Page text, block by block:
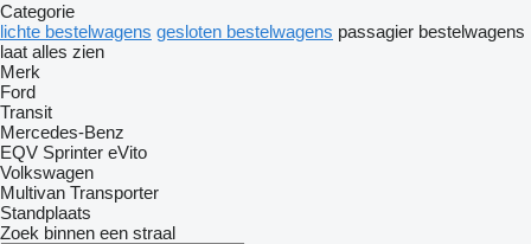
Categorie
lichte bestelwagens gesloten bestelwagens passagier bestelwagens
laat alles zien
Merk
Ford
Transit
Mercedes-Benz
EQV Sprinter eVito
Volkswagen
Multivan Transporter
Standplaats
Zoek binnen een straal